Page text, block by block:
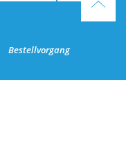
Bestellvorgang